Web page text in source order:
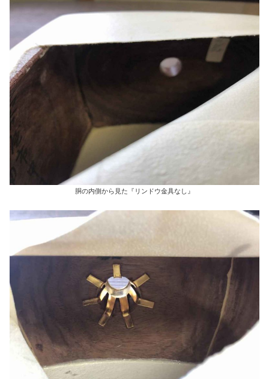
胴の内側から見た『リンドウ金具なし』